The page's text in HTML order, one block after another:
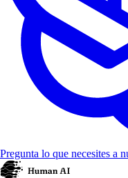
Pregunta lo que necesites a